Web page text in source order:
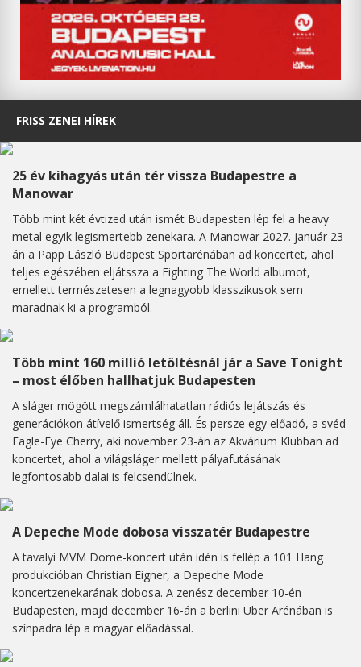
FRISS ZENEI HÍREK
25 év kihagyás után tér vissza Budapestre a
Manowar
Több mint két évtized után ismét Budapesten lép fel a heavy
metal egyik legismertebb zenekara. A Manowar 2027. január 23-
án a Papp László Budapest Sportarénában ad koncertet, ahol
teljes egészében eljátssza a Fighting The World albumot,
emellett természetesen a legnagyobb klasszikusok sem
maradnak ki a programból.
Több mint 160 millió letöltésnál jár a Save Tonight
– most élőben hallhatjuk Budapesten
A sláger mögött megszámlálhatatlan rádiós lejátszás és
generációkon átívelő ismertség áll. És persze egy előadó, a svéd
Eagle-Eye Cherry, aki november 23-án az Akvárium Klubban ad
koncertet, ahol a világsláger mellett pályafutásának
legfontosabb dalai is felcsendülnek.
A Depeche Mode dobosa visszatér Budapestre
A tavalyi MVM Dome-koncert után idén is fellép a 101 Hang
produkcióban Christian Eigner, a Depeche Mode
koncertzenekarának dobosa. A zenész december 10-én
Budapesten, majd december 16-án a berlini Uber Arénában is
színpadra lép a magyar előadással.